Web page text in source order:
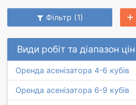
Фільтр (1)
Види робіт та діапазон цін
Оренда асенізатора 4-6 кубів
Оренда асенізатора 6-9 кубів